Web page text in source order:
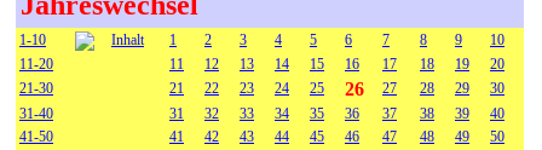
1-10 Inhalt 1 2 3 4 5 6 7 8 9
10
11-20
11 12 13 14 15 16 17 18 19
20
21-30
21 22 23 24 25 26 27 28 29
30
31-40
31 32 33 34 35 36 37 38 39
40
41-50
41 42 43 44 45 46 47 48 49
50